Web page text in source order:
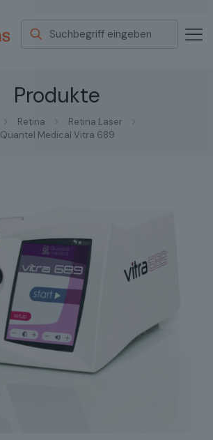
Produkte
Retina
Retina Laser
Quantel Medical Vitra 689